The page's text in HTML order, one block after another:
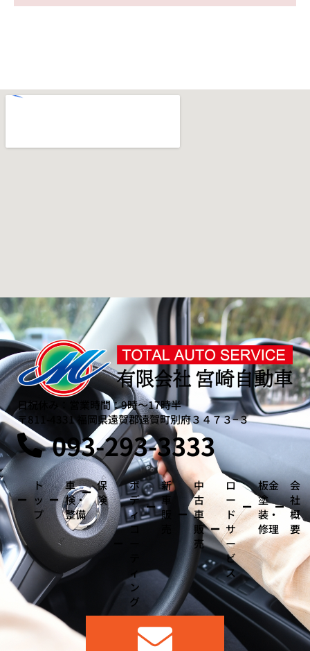
日祝休み：営業時間：9時～17時半
〒811-4331 福岡県遠賀郡遠賀町別府３４７３−３
093-293-3333
ト
ッ
プ
車
検・
整備
保
険
ボ
デ
ィ
コ
ィ
ン
グ
新
車
販
中
古
車
販
売
ロ
ー
ド
サ
ー
ビ
ス
板金
塗
装・
修理
会
社
概
要